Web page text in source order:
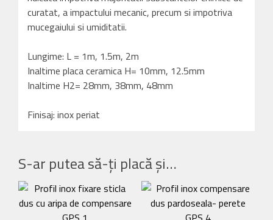
curatat, a impactului mecanic, precum si impotriva
mucegaiului si umiditatii.
Lungime: L = 1m, 1.5m, 2m
Inaltime placa ceramica H= 10mm, 12.5mm
Inaltime H2= 28mm, 38mm, 48mm
Finisaj: inox periat
S-ar putea să-ți placă și…